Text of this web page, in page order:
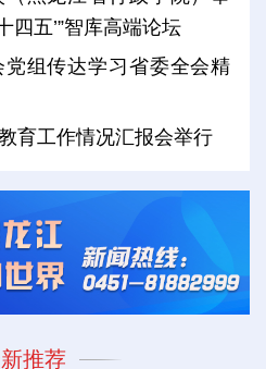
四五’”智库高端论坛
组传达学习省委全会精
育工作情况汇报会举行
推荐